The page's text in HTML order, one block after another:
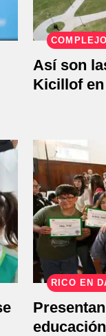
Así son
Kicillof en
RICO EN